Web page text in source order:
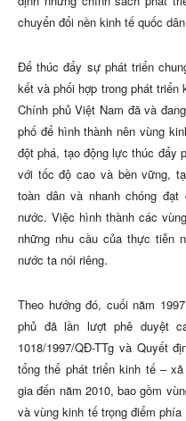
chuyển đổi nền kinh tế quốc
Để thúc đẩy sự phát triển
kết và phối hợp trong phát
Chính phủ Việt Nam đã và
phố để hình thành nên vùng
đột phá, tạo động lực thúc đẩy
với tốc độ cao và bền vững,
toàn dân và nhanh chóng
nước. Việc hình thành các
những nhu cầu của thực tiễn
nước ta nói riêng.
Theo hướng đó, cuối năm
phủ đã lần lượt phê duyệt
1018/1997/QĐ-TTg và Quyết
tổng thể phát triển kinh tế –
gia đến năm 2010, bao gồm
và vùng kinh tế trọng điểm